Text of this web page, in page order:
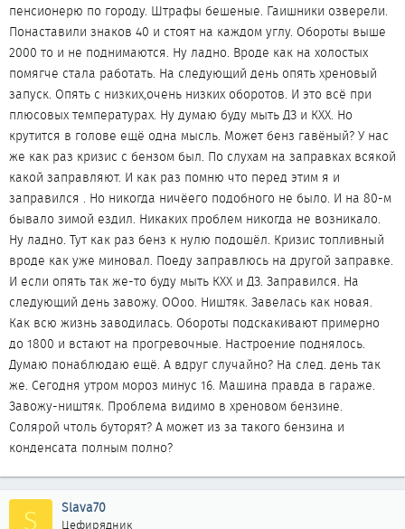
пенсионерю по городу. Штрафы бешеные. Гаишники озверели.
Понаставили знаков 40 и стоят на каждом углу. Обороты выше
2000 то и не поднимаются. Ну ладно. Вроде как на холостых
помягче стала работать. На следующий день опять хреновый
запуск. Опять с низких,очень низких оборотов. И это всё при
плюсовых температурах. Ну думаю буду мыть ДЗ и КХХ. Но
крутится в голове ещё одна мысль. Может бенз гавёный? У нас
же как раз кризис с бензом был. По слухам на заправках всякой
какой заправляют. И как раз помню что перед этим я и
заправился . Но никогда ничёего подобного не было. И на 80-м
бывало зимой ездил. Никаких проблем никогда не возникало.
Ну ладно. Тут как раз бенз к нулю подошёл. Кризис топливный
вроде как уже миновал. Поеду заправлюсь на другой заправке.
И если опять так же-то буду мыть КХХ и ДЗ. Заправился. На
следующий день завожу. ООоо. Ништяк. Завелась как новая.
Как всю жизнь заводилась. Обороты подскакивают примерно
до 1800 и встают на прогревочные. Настроение поднялось.
Думаю понаблюдаю ещё. А вдруг случайно? На след. день так
же. Сегодня утром мороз минус 16. Машина правда в гараже.
Завожу-ништяк. Проблема видимо в хреновом бензине.
Солярой чтоль буторят? А может из за такого бензина и
конденсата полным полно?
S Slava70
Цефирядник